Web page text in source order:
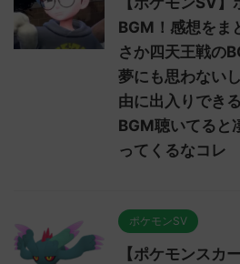
BGM！感想を
さか四天王戦の
夢にも思わない
由に出入りでき
BGM聴いてると
ってくるなコレ
ポケモンSV
【ポケモンスカ